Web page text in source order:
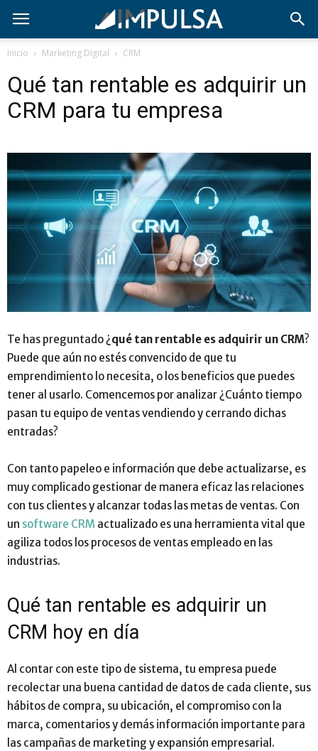
Inicio Marketing Digital CRM
Qué tan rentable es adquirir un
CRM para tu empresa
Te has preguntado ¿qué tan rentable es adquirir un CRM?
Puede que aún no estés convencido de que tu
emprendimiento lo necesita, o los beneficios que puedes
tener al usarlo. Comencemos por analizar ¿Cuánto tiempo
pasan tu equipo de ventas vendiendo y cerrando dichas
entradas?
Con tanto papeleo e información que debe actualizarse, es
muy complicado gestionar de manera eficaz las relaciones
con tus clientes y alcanzar todas las metas de ventas. Con
un software CRM actualizado es una herramienta vital que
agiliza todos los procesos de ventas empleado en las
industrias.
Qué tan rentable es adquirir un
CRM hoy en día
Al contar con este tipo de sistema, tu empresa puede
recolectar una buena cantidad de datos de cada cliente, sus
hábitos de compra, su ubicación, el compromiso con la
marca, comentarios y demás información importante para
las campañas de marketing y expansión empresarial.